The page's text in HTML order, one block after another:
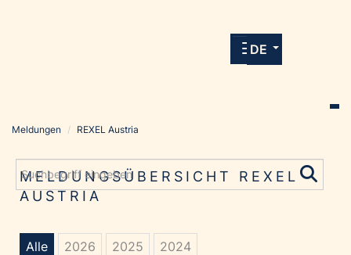
allen Meldungen und Downloads unserer
DE
Grayling Agentur
ADVANTAGE AUSTRIA
Amadeus Austrian Music Awards
Meldungen / REXEL Austria
MELDUNGSÜBERSICHT REXEL
AUSTRIA
Alle 2026 2025 2024